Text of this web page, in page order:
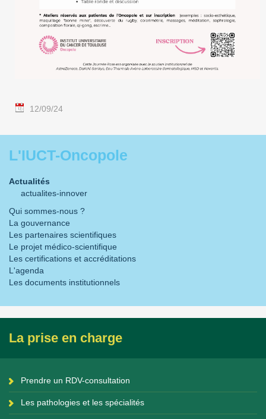
12/09/24
L'IUCT-Oncopole
Actualités
actualites-innover
Qui sommes-nous ?
La gouvernance
Les partenaires scientifiques
Le projet médico-scientifique
Les certifications et accréditations
L'agenda
Les documents institutionnels
La prise en charge
Prendre un RDV-consultation
Les pathologies et les spécialités